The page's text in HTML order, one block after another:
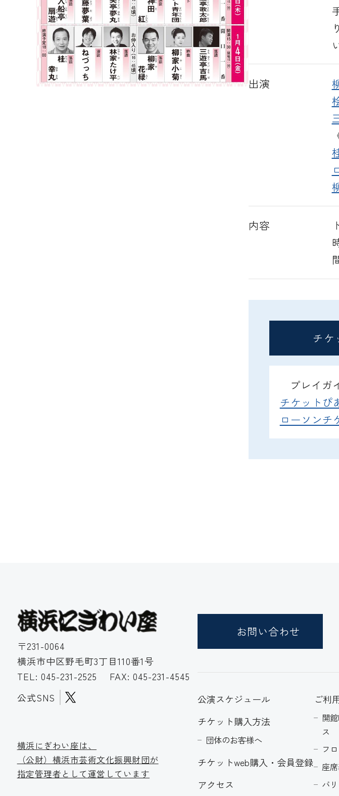
出演
内容
チケ
プレイガ
チケットぴ
ローソンチ
〒231-0064
横浜市中区野毛町3丁目110番1号
TEL: 045-231-2525
FAX: 045-231-4545
公式SNS
お問い合わせ
横浜にぎわい座は、
（公財）横浜市芸術文化振興財団が
指定管理者として運営しています
公演スケジュール
チケット購入方法
団体のお客様へ
チケットweb購入・会員登録
アクセス
ご利
開
ス
フ
座
バ